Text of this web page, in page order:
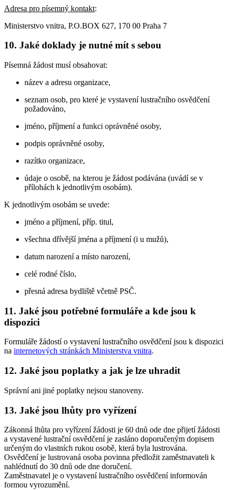
Adresa pro písemný kontakt:
Ministerstvo vnitra, P.O.BOX 627, 170 00 Praha 7
10. Jaké doklady je nutné mít s sebou
Písemná žádost musí obsahovat:
název a adresu organizace,
seznam osob, pro které je vystavení lustračního osvědčení
požadováno,
jméno, příjmení a funkci oprávněné osoby,
podpis oprávněné osoby,
razítko organizace,
údaje o osobě, na kterou je žádost podávána (uvádí se v
přílohách k jednotlivým osobám).
K jednotlivým osobám se uvede:
jméno a příjmení, příp. titul,
všechna dřívější jména a příjmení (i u mužů),
datum narození a místo narození,
celé rodné číslo,
přesná adresa bydliště včetně PSČ.
11. Jaké jsou potřebné formuláře a kde jsou k
dispozici
Formuláře žádostí o vystavení lustračního osvědčení jsou k dispozici
na internetových stránkách Ministerstva vnitra.
12. Jaké jsou poplatky a jak je lze uhradit
Správní ani jiné poplatky nejsou stanoveny.
13. Jaké jsou lhůty pro vyřízení
Zákonná lhůta pro vyřízení žádosti je 60 dnů ode dne přijetí žádosti
a vystavené lustrační osvědčení je zasláno doporučeným dopisem
určeným do vlastních rukou osobě, která byla lustrována.
Osvědčení je lustrovaná osoba povinna předložit zaměstnavateli k
nahlédnutí do 30 dnů ode dne doručení.
Zaměstnavatel je o vystavení lustračního osvědčení informován
formou vyrozumění.